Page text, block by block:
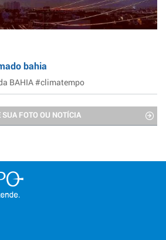
bahia
BAHIA #climatempo
SUA FOTO OU NOTÍCIA